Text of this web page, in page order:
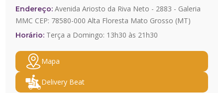
Endereço:Avenida Ariosto da Riva Neto - 2883 - Galeria
MMC CEP: 78580-000 Alta Floresta Mato Grosso (MT)
Horário:Terça a Domingo: 13h30 às 21h30
Mapa
Delivery Beat